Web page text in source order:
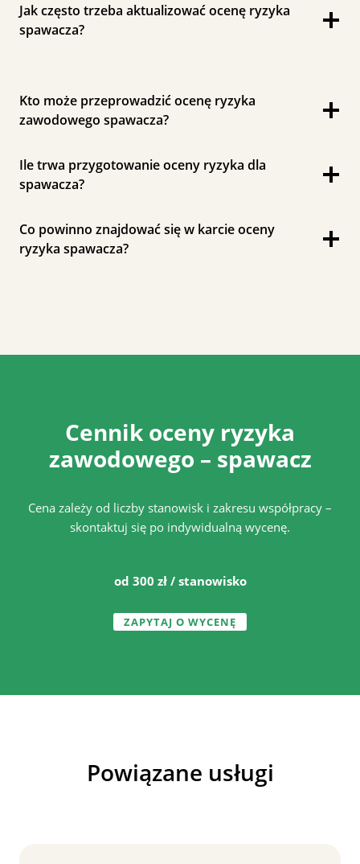
Jak często trzeba aktualizować ocenę ryzyka
spawacza?
Kto może przeprowadzić ocenę ryzyka
zawodowego spawacza?
Ile trwa przygotowanie oceny ryzyka dla
spawacza?
Co powinno znajdować się w karcie oceny
ryzyka spawacza?
Cennik oceny ryzyka
zawodowego – spawacz
Cena zależy od liczby stanowisk i zakresu współpracy –
skontaktuj się po indywidualną wycenę.
od 300 zł / stanowisko
ZAPYTAJ O WYCENĘ
Powiązane usługi